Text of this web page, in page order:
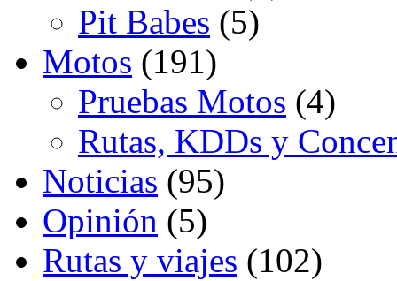
Pit Babes (5)
Motos (191)
Pruebas Motos (4)
Rutas, KDDs y
Noticias (95)
Opinión (5)
Rutas y viajes (102)